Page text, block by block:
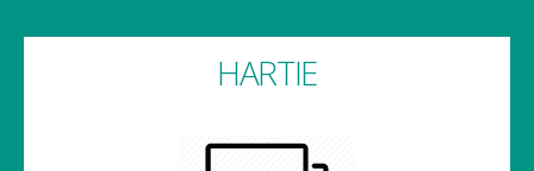
HARTIE